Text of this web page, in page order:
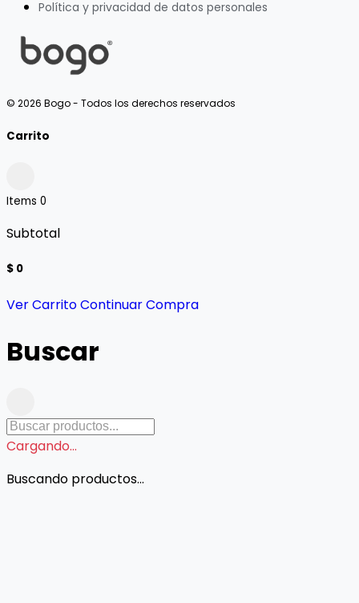
Política y privacidad de datos personales
© 2026 Bogo - Todos los derechos reservados
Carrito
Items 0
Subtotal
$ 0
Ver CarritoContinuar Compra
Buscar
Cargando...
Buscando productos...